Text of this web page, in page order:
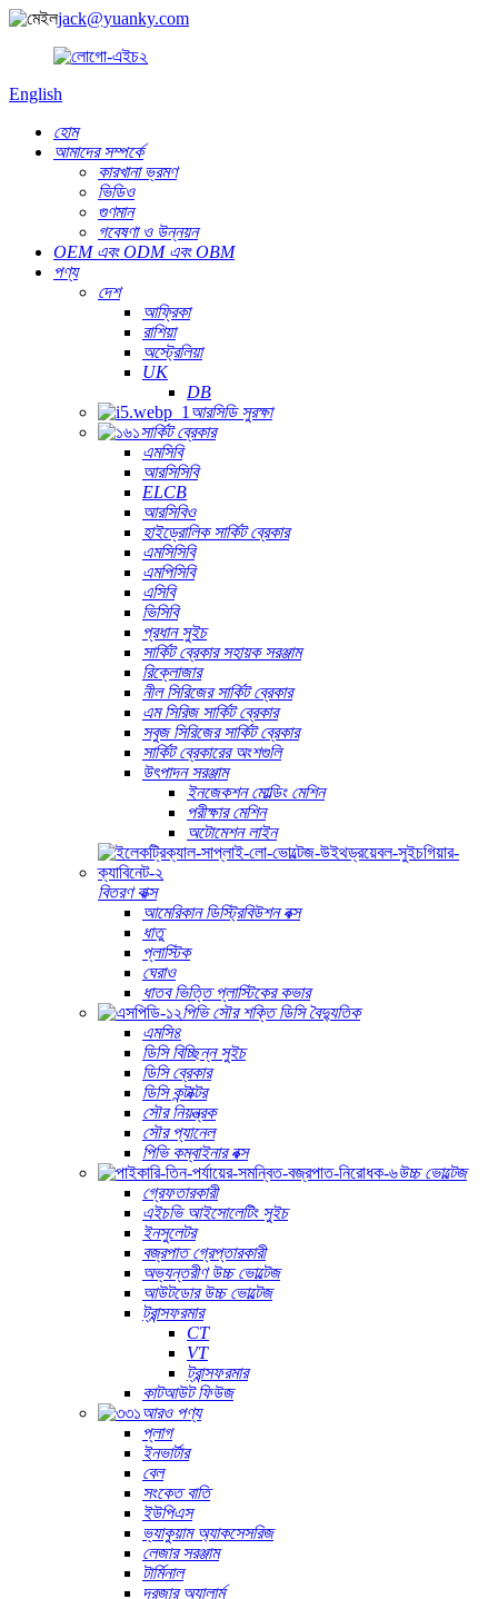
jack@yuanky.com
English
হোম
আমাদের সম্পর্কে
কারখানা ভ্রমণ
ভিডিও
গুণমান
গবেষণা ও উন্নয়ন
OEM এবং ODM এবং OBM
পণ্য
দেশ
আফ্রিকা
রাশিয়া
অস্ট্রেলিয়া
UK
DB
আরসিডি সুরক্ষা
সার্কিট ব্রেকার
এমসিবি
আরসিসিবি
ELCB
আরসিবিও
হাইড্রোলিক সার্কিট ব্রেকার
এমসিসিবি
এমপিসিবি
এসিবি
ভিসিবি
প্রধান সুইচ
সার্কিট ব্রেকার সহায়ক সরঞ্জাম
রিক্লোজার
নীল সিরিজের সার্কিট ব্রেকার
এম সিরিজ সার্কিট ব্রেকার
সবুজ সিরিজের সার্কিট ব্রেকার
সার্কিট ব্রেকারের অংশগুলি
উৎপাদন সরঞ্জাম
ইনজেকশন মোল্ডিং মেশিন
পরীক্ষার মেশিন
অটোমেশন লাইন
বিতরণ বাক্স
আমেরিকান ডিস্ট্রিবিউশন বক্স
ধাতু
প্লাস্টিক
ঘেরাও
ধাতব ভিত্তি প্লাস্টিকের কভার
পিভি সৌর শক্তি ডিসি বৈদ্যুতিক
এমসি৪
ডিসি বিচ্ছিন্ন সুইচ
ডিসি ব্রেকার
ডিসি কন্টাক্টর
সৌর নিয়ন্ত্রক
সৌর প্যানেল
পিভি কম্বাইনার বক্স
উচ্চ ভোল্টেজ
গ্রেফতারকারী
এইচভি আইসোলেটিং সুইচ
ইনসুলেটর
বজ্রপাত গ্রেপ্তারকারী
অভ্যন্তরীণ উচ্চ ভোল্টেজ
আউটডোর উচ্চ ভোল্টেজ
ট্রান্সফরমার
CT
VT
ট্রান্সফরমার
কাটআউট ফিউজ
আরও পণ্য
প্লাগ
ইনভার্টার
বেল
সংকেত বাতি
ইউপিএস
ভ্যাকুয়াম অ্যাকসেসরিজ
লেজার সরঞ্জাম
টার্মিনাল
দরজার অ্যালার্ম